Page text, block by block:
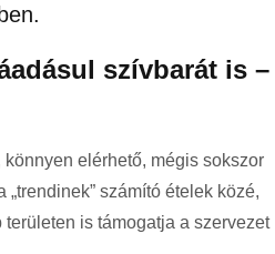
szívbarát is –
elérhető, mégis sokszor
számító ételek közé,
területen is támogatja a szervezet